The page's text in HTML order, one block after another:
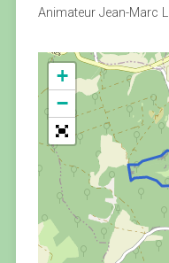
Animateur Jean-Marc L
+
−